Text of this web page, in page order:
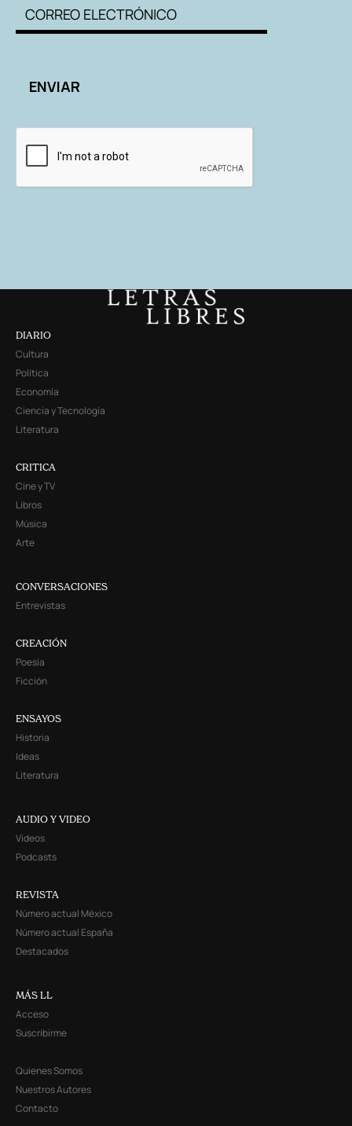
DIARIO
Cultura
Política
Economía
Ciencia y Tecnología
Literatura
CRITICA
Cine y TV
Libros
Música
Arte
CONVERSACIONES
Entrevistas
CREACIÓN
Poesía
Ficción
ENSAYOS
Historia
Ideas
Literatura
AUDIO Y VIDEO
Videos
Podcasts
REVISTA
Número actual México
Número actual España
Destacados
MÁS LL
Acceso
Suscribirme
Quienes Somos
Nuestros Autores
Contacto